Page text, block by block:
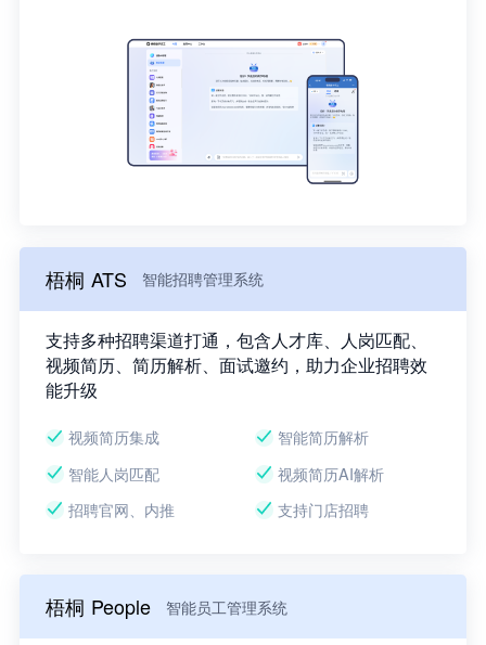
梧桐 ATS 智能招聘管理系统
支持多种招聘渠道打通，包含人才库、人岗匹配、
视频简历、简历解析、面试邀约，助力企业招聘效
能升级
视频简历集成
智能简历解析
智能人岗匹配
视频简历AI解析
招聘官网、内推
支持门店招聘
梧桐 People 智能员工管理系统